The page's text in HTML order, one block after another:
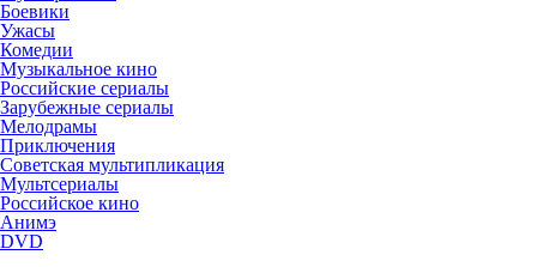
Боевики
Ужасы
Комедии
Музыкальное кино
Российские сериалы
Зарубежные сериалы
Мелодрамы
Приключения
Советская мультипликация
Мультсериалы
Российское кино
Анимэ
DVD